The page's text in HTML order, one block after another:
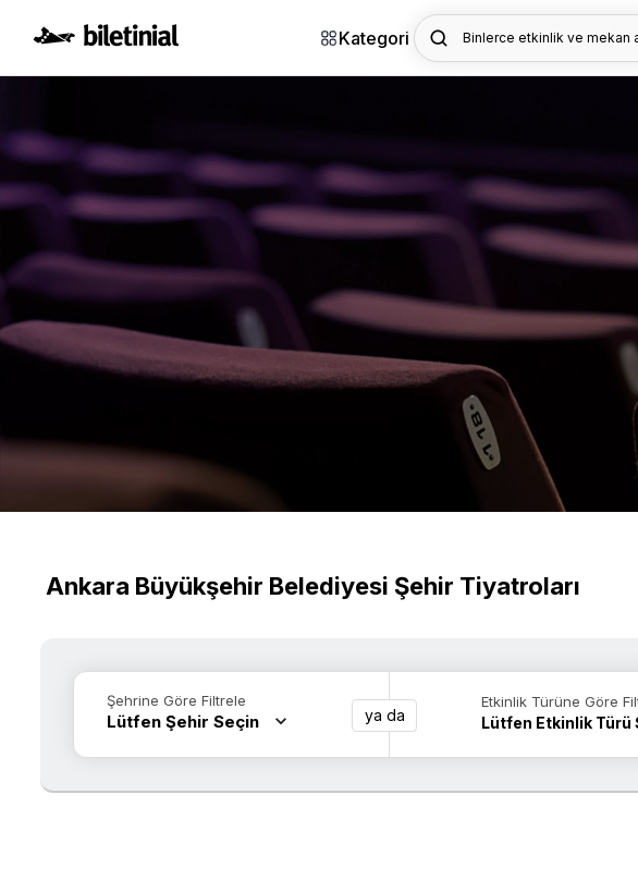
Kategori Binlerce etkinlik ve mekan
Ankara Büyükşehir Belediyesi Şehir Tiyatroları
Şehrine Göre Filtrele
Lütfen Şehir Seçin ya da
Etkinlik Türüne Göre
Lütfen Etkinlik Türü